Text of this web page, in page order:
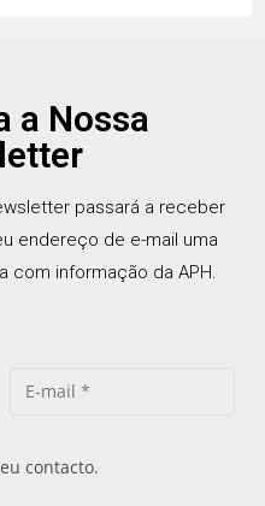
a Nossa
passará a receber
endereço de e-mail uma
com informação da APH.
contacto.